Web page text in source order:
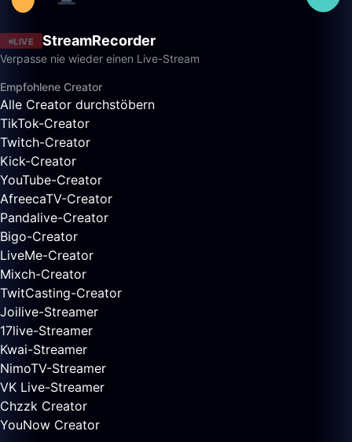
LIVE StreamRecorder
Verpasse nie wieder einen Live-Stream
Empfohlene Creator
Alle Creator durchstöbern
TikTok-Creator
Twitch-Creator
Kick-Creator
YouTube-Creator
AfreecaTV-Creator
Pandalive-Creator
Bigo-Creator
LiveMe-Creator
Mixch-Creator
TwitCasting-Creator
Joilive-Streamer
17live-Streamer
Kwai-Streamer
NimoTV-Streamer
VK Live-Streamer
Chzzk Creator
YouNow Creator